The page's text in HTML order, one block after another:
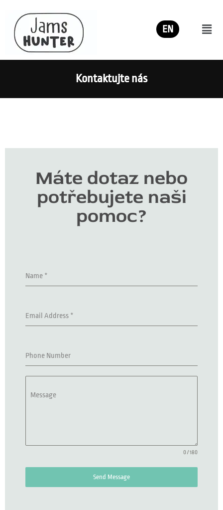
EN
Kontaktujte nás
Máte dotaz nebo
potřebujete naši
pomoc?
Name *
Email Address *
Phone Number
Message
0 / 180
Send Message